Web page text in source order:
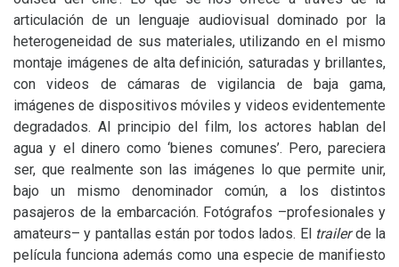
articulación de un lenguaje audiovisual dominado por la
heterogeneidad de sus materiales, utilizando en el mismo
montaje imágenes de alta definición, saturadas y brillantes,
con videos de cámaras de vigilancia de baja gama,
imágenes de dispositivos móviles y videos evidentemente
degradados. Al principio del film, los actores hablan del
agua y el dinero como ‘bienes comunes’. Pero, pareciera
ser, que realmente son las imágenes lo que permite unir,
bajo un mismo denominador común, a los distintos
pasajeros de la embarcación. Fotógrafos –profesionales y
amateurs– y pantallas están por todos lados. El trailer de la
película funciona además como una especie de manifiesto